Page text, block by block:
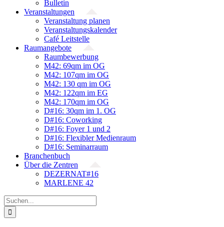
Bulletin
Veranstaltungen
Veranstaltung planen
Veranstaltungskalender
Café Leitstelle
Raumangebote
Raumbewerbung
M42: 69qm im OG
M42: 107qm im OG
M42: 130 qm im OG
M42: 122qm im EG
M42: 170qm im OG
D#16: 30qm im 1. OG
D#16: Coworking
D#16: Foyer 1 und 2
D#16: Flexibler Medienraum
D#16: Seminarraum
Branchenbuch
Über die Zentren
DEZERNAT#16
MARLENE 42
Suche
nach: